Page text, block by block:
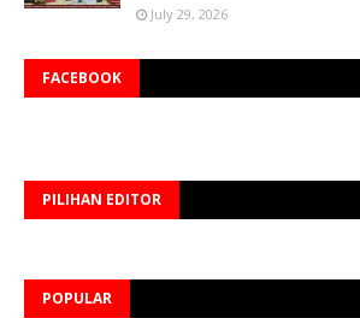
July 29, 2026
FACEBOOK
PILIHAN EDITOR
POPULAR